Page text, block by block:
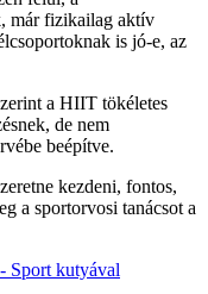
már fizikailag aktív
is jó-e, az
a HIIT tökéletes
de nem
beépítve.
kezdeni, fontos,
a sportorvosi tanácsot a
Sport kutyával